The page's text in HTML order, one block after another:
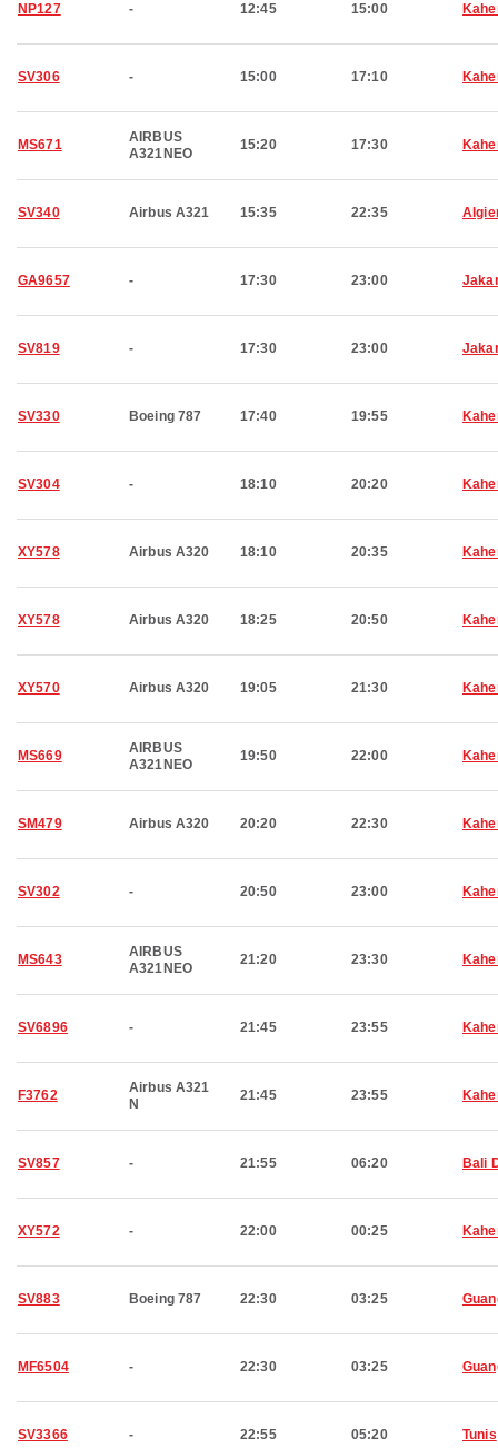
NP127 - 12:45 15:00
SV306 - 15:00 17:10
MS671
AIRBUS
A321NEO
15:20 17:30
SV340 Airbus A321 15:35 22:35
GA9657 - 17:30 23:00
SV819 - 17:30 23:00
SV330 Boeing 787 17:40 19:55
SV304 - 18:10 20:20
XY578 Airbus A320 18:10 20:35
XY578 Airbus A320 18:25 20:50
XY570 Airbus A320 19:05 21:30
MS669
AIRBUS
A321NEO
19:50 22:00
SM479 Airbus A320 20:20 22:30
SV302 - 20:50 23:00
MS643
AIRBUS
A321NEO
21:20 23:30
SV6896 - 21:45 23:55
F3762
Airbus A321
N
21:45 23:55
SV857 - 21:55 06:20 Bali
XY572 - 22:00 00:25
SV883 Boeing 787 22:30 03:25
MF6504 - 22:30 03:25
SV3366 - 22:55 05:20 Tunis